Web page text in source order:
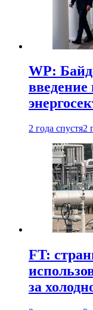
WP:
2 года спустя2
FT:
за